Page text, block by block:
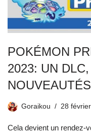
POKÉMON
2023: UN
Goraikou 28
Cela devient un rendez-